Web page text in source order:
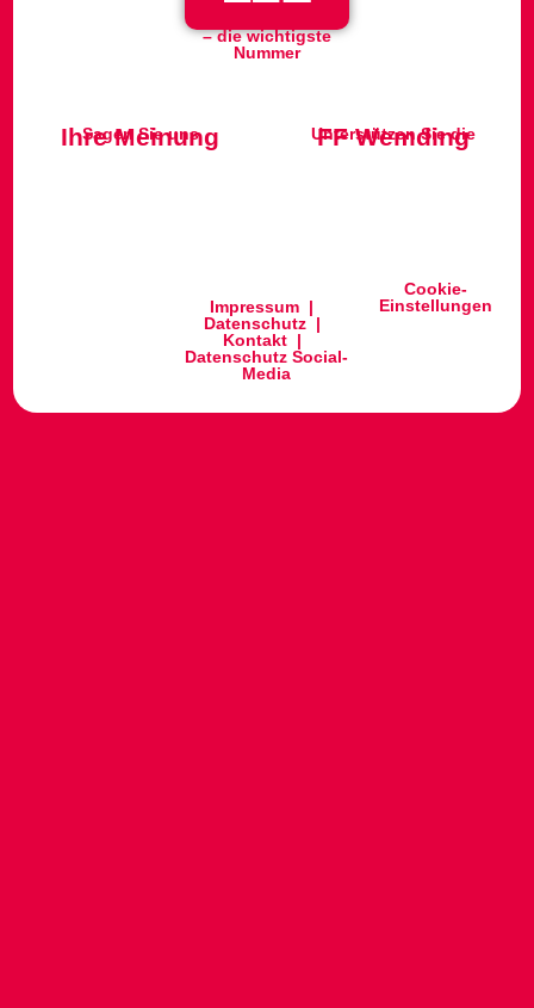
– die wichtigste
Nummer
Sagen Sie uns
Ihre Meinung Unterstützen Sie die
FF Wemding
Impressum |
Datenschutz|
Kontakt|
Datenschutz Social-
Media
Cookie-
Einstellungen